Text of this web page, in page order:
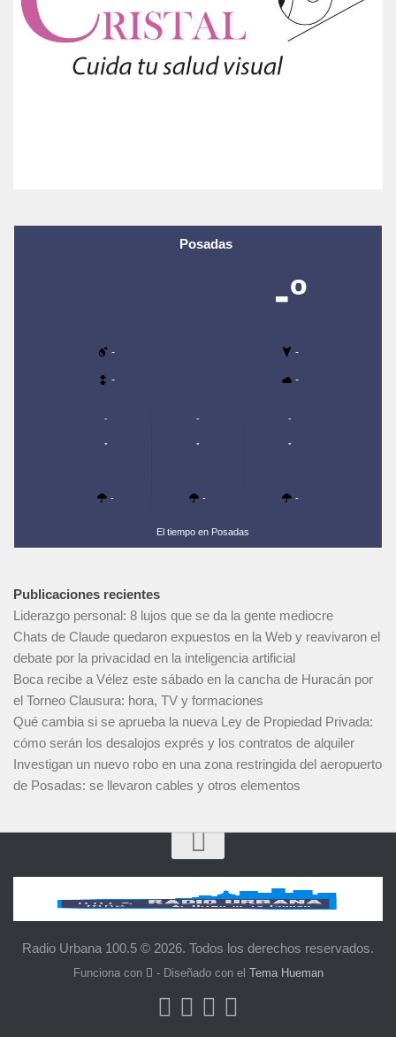
Posadas
-º
- -
- -
-
-
-
-
-
-
-
-
-
El tiempo en Posadas
Publicaciones recientes
Liderazgo personal: 8 lujos que se da la gente mediocre
Chats de Claude quedaron expuestos en la Web y reavivaron el
debate por la privacidad en la inteligencia artificial
Boca recibe a Vélez este sábado en la cancha de Huracán por
el Torneo Clausura: hora, TV y formaciones
Qué cambia si se aprueba la nueva Ley de Propiedad Privada:
cómo serán los desalojos exprés y los contratos de alquiler
Investigan un nuevo robo en una zona restringida del aeropuerto
de Posadas: se llevaron cables y otros elementos
Radio Urbana 100.5 © 2026. Todos los derechos reservados.
Funciona con - Diseñado con el Tema Hueman